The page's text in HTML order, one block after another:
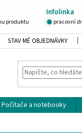
Infolinka
produktu pracovní
STAV MÉ OBJEDNÁVKY
Počítače a notebooky